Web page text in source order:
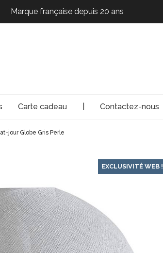
Marque française depuis 20 ans
Marque française depuis 20 ans
Carte cadeau Contactez-nous
jour Globe Gris Perle
EXCLUSIVITÉ WEB !